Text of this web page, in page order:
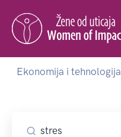
Ekonomija i tehnologija